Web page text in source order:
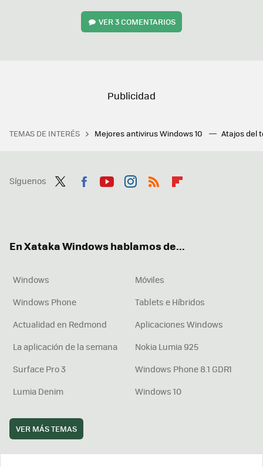
VER3 COMENTARIOS
TEMAS DE INTERÉS Mejores antivirus Windows 10 Atajos del
Síguenos
En Xataka Windows hablamos de...
Windows
Móviles
Windows Phone
Tablets e Híbridos
Actualidad en Redmond
Aplicaciones Windows
La aplicación de la semana
Nokia Lumia 925
Surface Pro 3
Windows Phone 8.1 GDR1
Lumia Denim
Windows 10
VER MÁS TEMAS